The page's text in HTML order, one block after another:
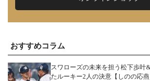
おすすめコラム
スワローズの未来を担う松下歩
たルーキー2人の決意【しのの応燕